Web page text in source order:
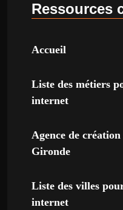
Ressources
Accueil
Liste des métiers
internet
Agence de
Gironde
Liste des villes
internet